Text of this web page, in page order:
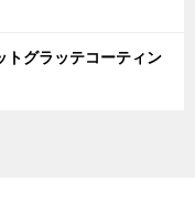
グラッテコーティン